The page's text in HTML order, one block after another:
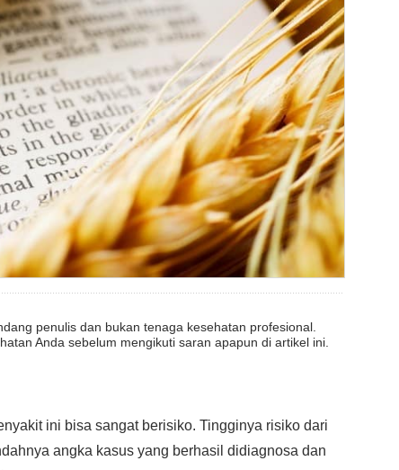
penulis dan bukan tenaga kesehatan profesional.
Anda sebelum mengikuti saran apapun di artikel ini.
ini bisa sangat berisiko. Tingginya risiko dari
angka kasus yang berhasil didiagnosa dan